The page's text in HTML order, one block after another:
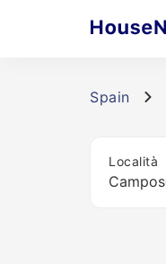
Spain
Località